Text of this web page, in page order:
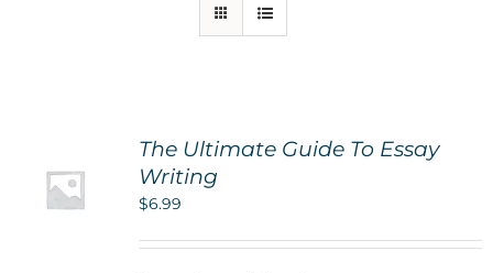
Information And Policies NEW
The Ultimate Guide To Essay
Writing
$6.99